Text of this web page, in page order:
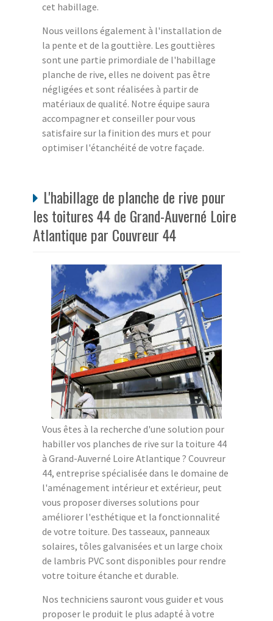
cet habillage.
Nous veillons également à l'installation de
la pente et de la gouttière. Les gouttières
sont une partie primordiale de l'habillage
planche de rive, elles ne doivent pas être
négligées et sont réalisées à partir de
matériaux de qualité. Notre équipe saura
accompagner et conseiller pour vous
satisfaire sur la finition des murs et pour
optimiser l'étanchéité de votre façade.
L'habillage de planche de rive pour
les toitures 44 de Grand-Auverné Loire
Atlantique par Couvreur 44
Vous êtes à la recherche d'une solution pour
habiller vos planches de rive sur la toiture 44
à Grand-Auverné Loire Atlantique ? Couvreur
44, entreprise spécialisée dans le domaine de
l'aménagement intérieur et extérieur, peut
vous proposer diverses solutions pour
améliorer l'esthétique et la fonctionnalité
de votre toiture. Des tasseaux, panneaux
solaires, tôles galvanisées et un large choix
de lambris PVC sont disponibles pour rendre
votre toiture étanche et durable.
Nos techniciens sauront vous guider et vous
proposer le produit le plus adapté à votre